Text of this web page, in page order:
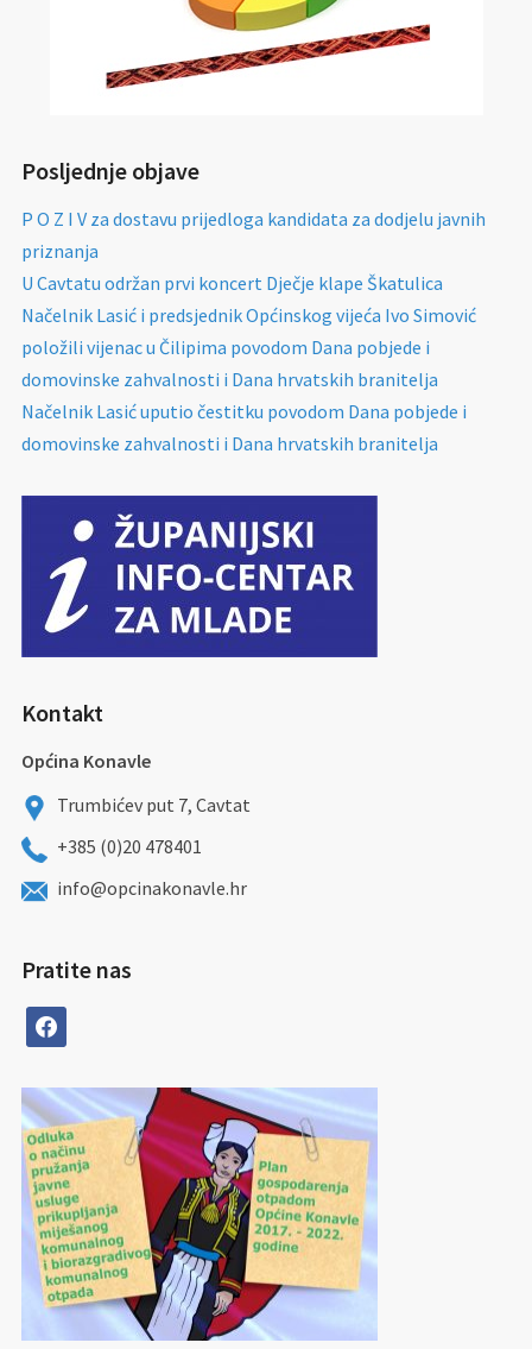
Posljednje objave
P O Z I V za dostavu prijedloga kandidata za dodjelu javnih
priznanja
U Cavtatu održan prvi koncert Dječje klape Škatulica
Načelnik Lasić i predsjednik Općinskog vijeća Ivo Simović
položili vijenac u Čilipima povodom Dana pobjede i
domovinske zahvalnosti i Dana hrvatskih branitelja
Načelnik Lasić uputio čestitku povodom Dana pobjede i
domovinske zahvalnosti i Dana hrvatskih branitelja
Kontakt
Općina Konavle
Trumbićev put 7, Cavtat
+385 (0)20 478401
info@opcinakonavle.hr
Pratite nas
facebook